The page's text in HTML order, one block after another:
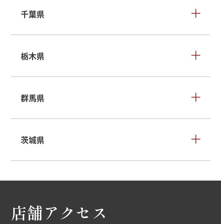
千葉県
栃木県
群馬県
茨城県
店舗アクセス